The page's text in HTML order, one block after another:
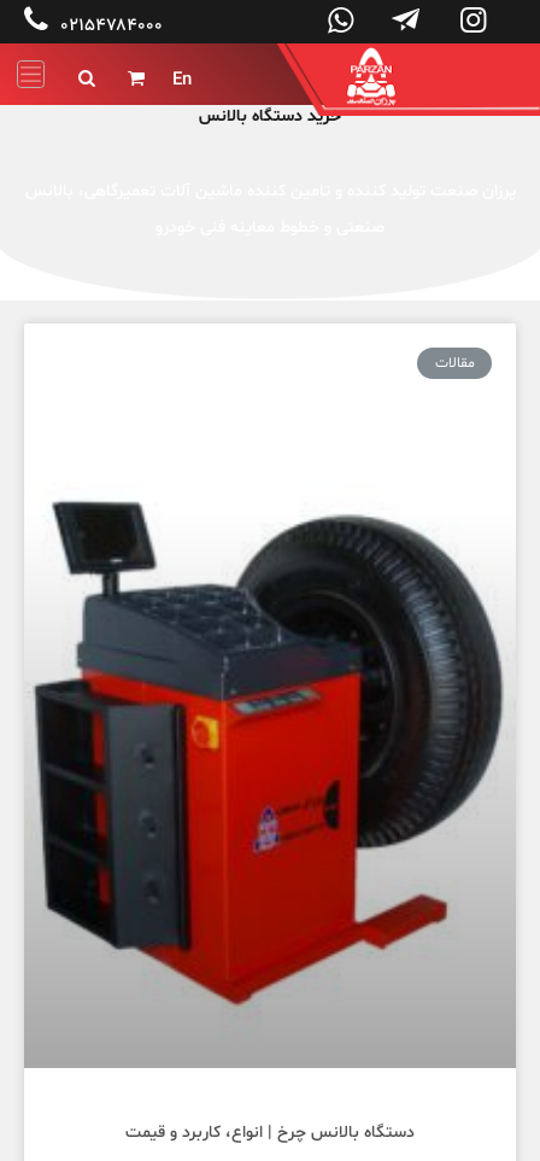



 ۰۲۱۵۴۷۸۴۰۰۰
En


خرید دستگاه بالانس
مقالات
دستگاه بالانس چرخ | انواع، کاربرد و قیمت